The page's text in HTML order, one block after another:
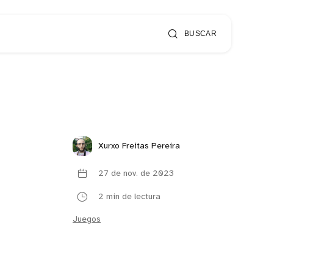
BUSCAR
Xurxo Freitas Pereira
27 de nov. de 2023
2 min de lectura
Juegos